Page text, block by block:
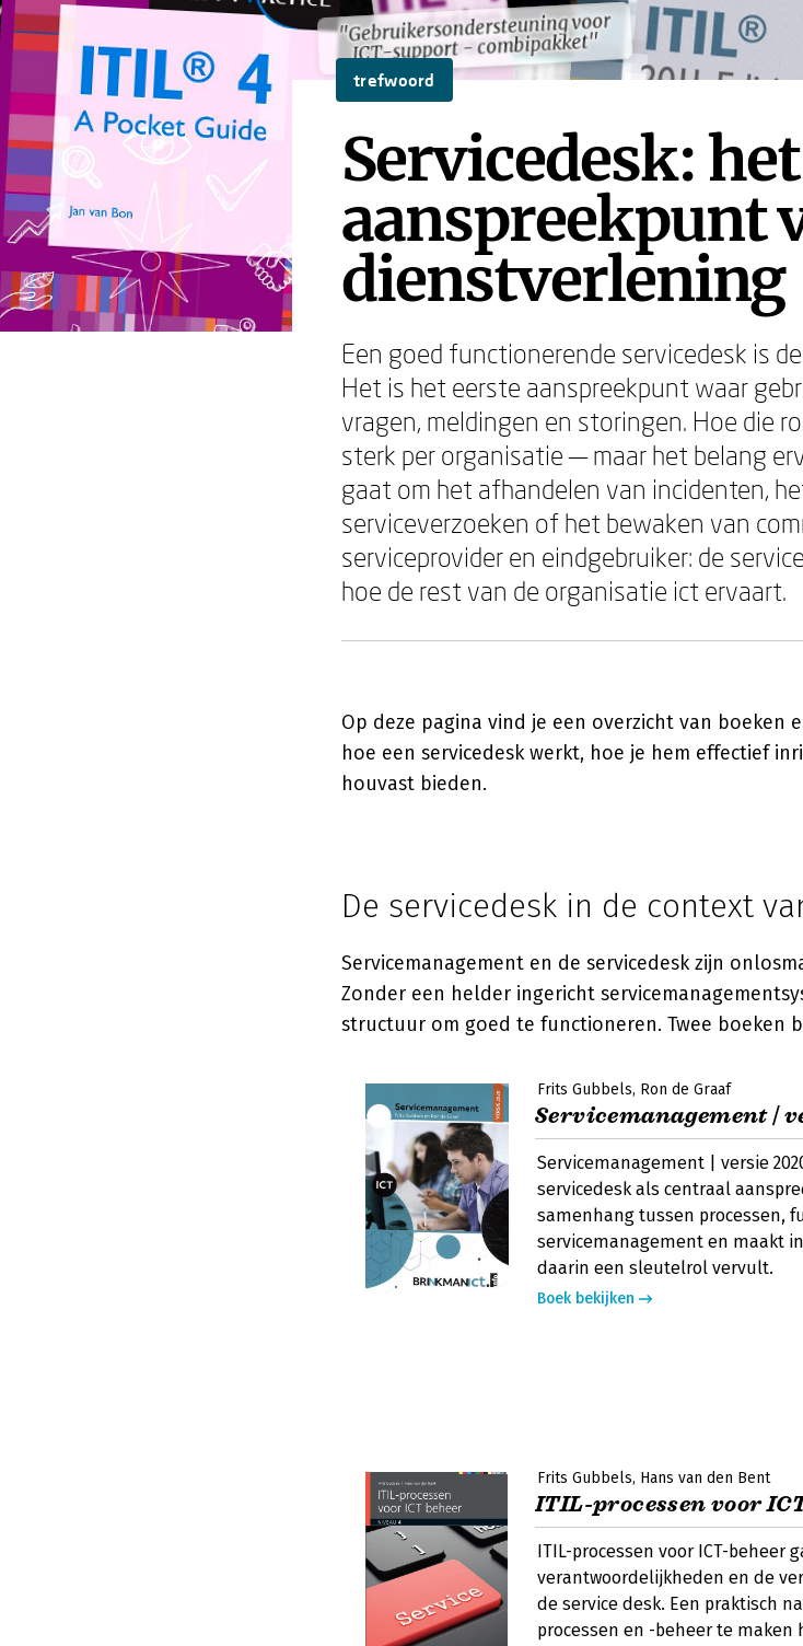
"Gebruikersondersteuning voor
ICT-support - combipakket"
"Gebruikersondersteuning voor
ICT-support - combipakket"
trefwoord
Servicedesk:
aanspreekpunt
dienstverlening
Een goed functionerende servicedesk is
Het is het eerste aanspreekpunt waar
vragen, meldingen en storingen. Hoe die
sterk per organisatie — maar het belang
gaat om het afhandelen van incidenten,
serviceverzoeken of het bewaken van
serviceprovider en eindgebruiker: de
hoe de rest van de organisatie ict ervaart.
Op deze pagina vind je een overzicht van boeken
hoe een servicedesk werkt, hoe je hem effectief
houvast bieden.
De servicedesk in de context
Servicemanagement en de servicedesk zijn
Zonder een helder ingericht
structuur om goed te functioneren. Twee boeken
Frits Gubbels Ron de Graaf
Servicemanagement |
Servicemanagement | versie
servicedesk als centraal
samenhang tussen processen,
servicemanagement en maakt
daarin een sleutelrol vervult.
Boek bekijken
Frits Gubbels Hans van den Bent
ITIL-processen voor
ITIL-processen voor ICT-beheer
verantwoordelijkheden en de
de service desk. Een praktisch
processen en -beheer te maken